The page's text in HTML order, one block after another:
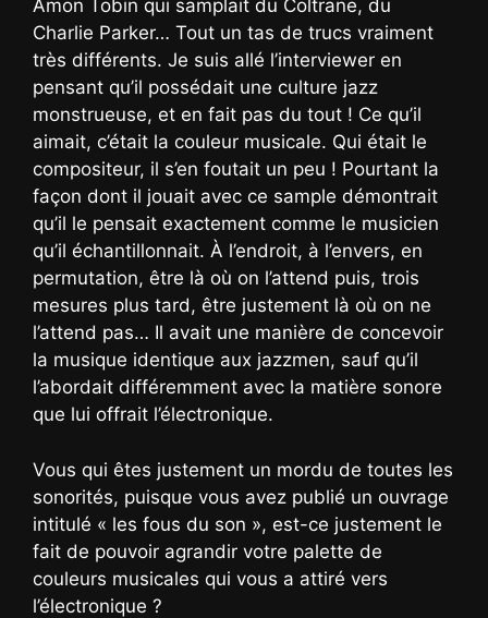
Amon Tobin qui samplait du Coltrane, du
Charlie Parker… Tout un tas de trucs vraiment
très différents. Je suis allé l’interviewer en
pensant qu’il possédait une culture jazz
monstrueuse, et en fait pas du tout ! Ce qu’il
aimait, c’était la couleur musicale. Qui était le
compositeur, il s’en foutait un peu ! Pourtant la
façon dont il jouait avec ce sample démontrait
qu’il le pensait exactement comme le musicien
qu’il échantillonnait. À l’endroit, à l’envers, en
permutation, être là où on l’attend puis, trois
mesures plus tard, être justement là où on ne
l’attend pas… Il avait une manière de concevoir
la musique identique aux jazzmen, sauf qu’il
l’abordait différemment avec la matière sonore
que lui offrait l’électronique.
Vous qui êtes justement un mordu de toutes les
sonorités, puisque vous avez publié un ouvrage
intitulé « les fous du son », est-ce justement le
fait de pouvoir agrandir votre palette de
couleurs musicales qui vous a attiré vers
l’électronique ?